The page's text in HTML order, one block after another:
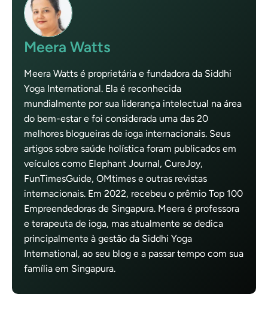
Meera Watts
Meera Watts é proprietária e fundadora da Siddhi
Yoga International. Ela é reconhecida
mundialmente por sua liderança intelectual na área
do bem-estar e foi considerada uma das 20
melhores blogueiras de ioga internacionais. Seus
artigos sobre saúde holística foram publicados em
veículos como Elephant Journal, CureJoy,
FunTimesGuide, OMtimes e outras revistas
internacionais. Em 2022, recebeu o prêmio Top 100
Empreendedoras de Singapura. Meera é professora
e terapeuta de ioga, mas atualmente se dedica
principalmente à gestão da Siddhi Yoga
International, ao seu blog e a passar tempo com sua
família em Singapura.